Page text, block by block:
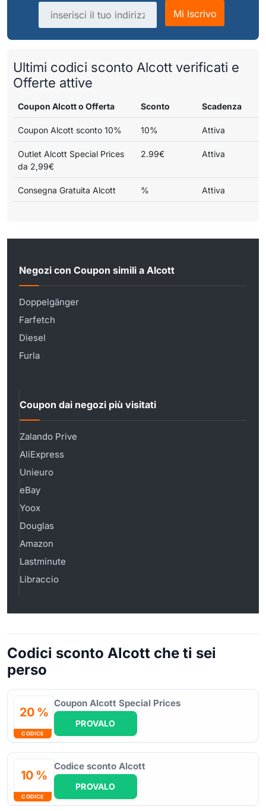
Indirizzo email
Mi Iscrivo
Ultimi codici sconto Alcott verificati e
Offerte attive
Coupon Alcott o Offerta Sconto Scadenza
Coupon Alcott sconto 10% 10% Attiva
Outlet Alcott Special Prices
da 2,99€
2.99€ Attiva
Consegna Gratuita Alcott % Attiva
Negozi con Coupon simili a Alcott
Doppelgänger
Farfetch
Diesel
Furla
Coupon dai negozi più visitati
Zalando Prive
AliExpress
Unieuro
eBay
Yoox
Douglas
Amazon
Lastminute
Libraccio
Codici sconto Alcott che ti sei
perso
20 %
CODICE
Coupon Alcott Special Prices
PROVALO
10 %
CODICE
Codice sconto Alcott
PROVALO